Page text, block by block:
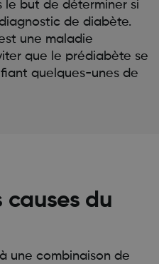
le but de déterminer si
de diabète.
une maladie
que le prédiabète se
quelques-unes de
causes du
une combinaison de